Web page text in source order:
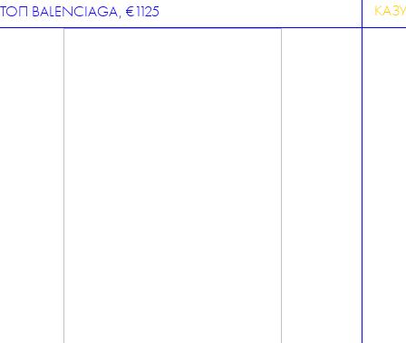
ТОП BALENCIAGA, €1125